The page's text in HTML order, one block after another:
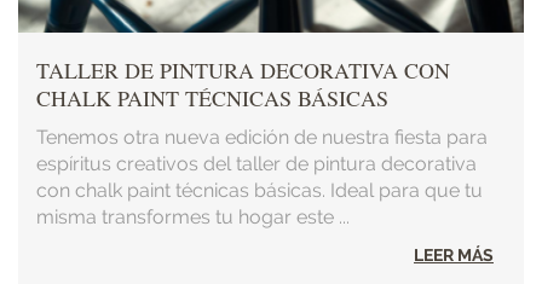
TALLER DE PINTURA DECORATIVA CON
CHALK PAINT TÉCNICAS BÁSICAS
Tenemos otra nueva edición de nuestra fiesta para
espíritus creativos del taller de pintura decorativa
con chalk paint técnicas básicas. Ideal para que tu
misma transformes tu hogar este ...
LEER MÁS